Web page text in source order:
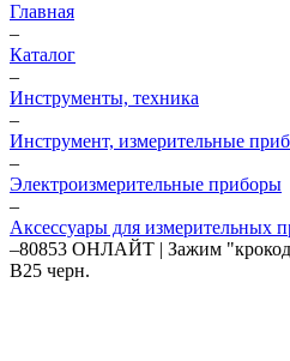
Главная
–
Каталог
–
Инструменты, техника
–
Инструмент, измерительные
–
Электроизмерительные приборы
–
Аксессуары для измерительных
–80853 ОНЛАЙТ | Зажим
B25 черн.